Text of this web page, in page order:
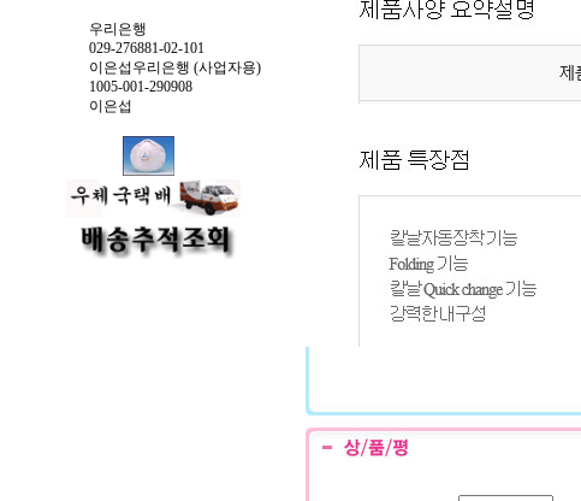
우리은행
029-276881-02-101
이은섭우리은행 (사업자용)
1005-001-290908
이은섭